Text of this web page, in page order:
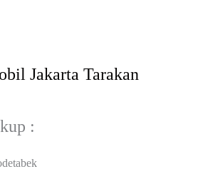
Jakarta Tarakan
: